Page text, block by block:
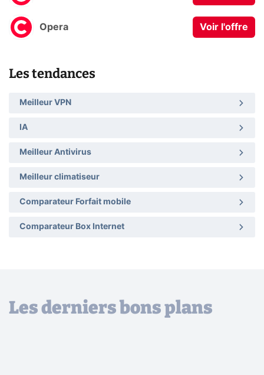
Opera Voir l'offre
Les tendances
Meilleur VPN
IA
Meilleur Antivirus
Meilleur climatiseur
Comparateur Forfait mobile
Comparateur Box Internet
Les derniers bons plans